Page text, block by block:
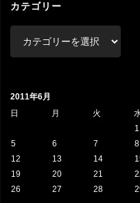
ブ
カテゴリー
ー
2011年6月
日
月 火
1
5
6 7 8
12
13 14
19
20 21
26
27 28